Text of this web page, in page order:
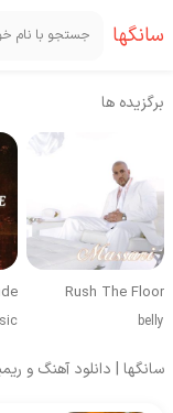
سانگها
برگزیده ها
Rush The Floor
belly
سانگها | دانلود آهنگ و